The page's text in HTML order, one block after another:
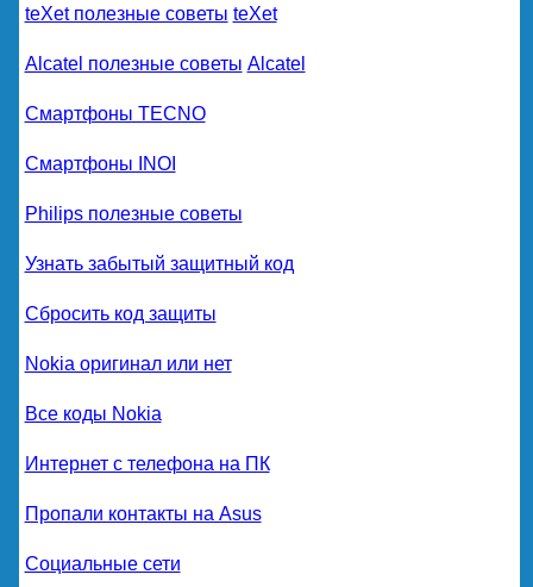
teXet полезные советы teXet
Alcatel полезные советы Alcatel
Смартфоны TECNO
Смартфоны INOI
Philips полезные советы
Узнать забытый защитный код
Сбросить код защиты
Nokia оригинал или нет
Все коды Nokia
Интернет с телефона на ПК
Пропали контакты на Asus
Социальные сети